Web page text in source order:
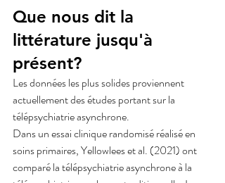
Que nous dit la
littérature jusqu'à
présent?
Les données les plus solides proviennent
actuellement des études portant sur la
télépsychiatrie asynchrone.
Dans un essai clinique randomisé réalisé en
soins primaires, Yellowlees et al. (2021) ont
comparé la télépsychiatrie asynchrone à la